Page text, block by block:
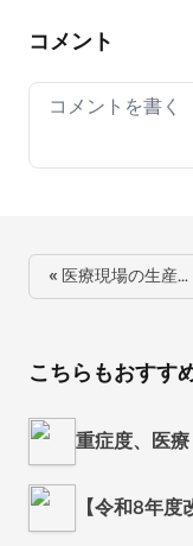
コメント
Your comment
« 医療現場の生産…
こちらもおすす
重症度、医
【令和8年